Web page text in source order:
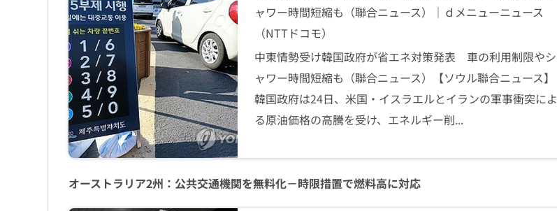
ャワー時間短縮も（聯合ニュース）｜ｄメニューニュース
（NTTドコモ）
中東情勢受け韓国政府が省エネ対策発表 車の利用制限やシ
ャワー時間短縮も（聯合ニュース）【ソウル聯合ニュース】
韓国政府は24日、米国・イスラエルとイランの軍事衝突によ
る原油価格の高騰を受け、エネルギー削...
オーストラリア2州：公共交通機関を無料化－時限措置で燃料高に対応